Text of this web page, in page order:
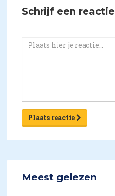
Schrijf een reactie
Plaats reactie
Meest gelezen